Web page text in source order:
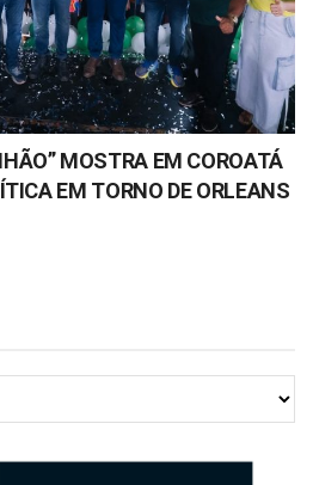
MOSTRA EM COROATÁ
EM TORNO DE ORLEANS